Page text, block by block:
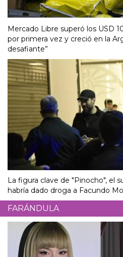
Mercado Libre superó los USD
por primera vez y creció en la
desafiante”
La figura clave de "Pinocho", el
habría dado droga a Facundo
FARÁNDULA